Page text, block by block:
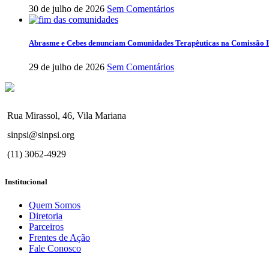
30 de julho de 2026 Sem Comentários
Abrasme e Cebes denunciam Comunidades Terapêuticas na
29 de julho de 2026 Sem Comentários
Rua Mirassol, 46, Vila Mariana
sinpsi@sinpsi.org
(11) 3062-4929
Institucional
Quem Somos
Diretoria
Parceiros
Frentes de Ação
Fale Conosco